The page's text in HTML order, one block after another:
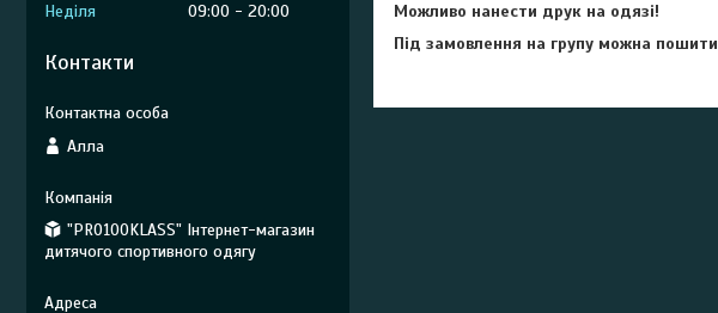
Можливо нанести друк на одязі!
Під замовлення на групу можна
Неділя
09:00 20:00
Контакти
Алла
"PRO100KLASS" Інтернет-магазин
дитячого спортивного одягу